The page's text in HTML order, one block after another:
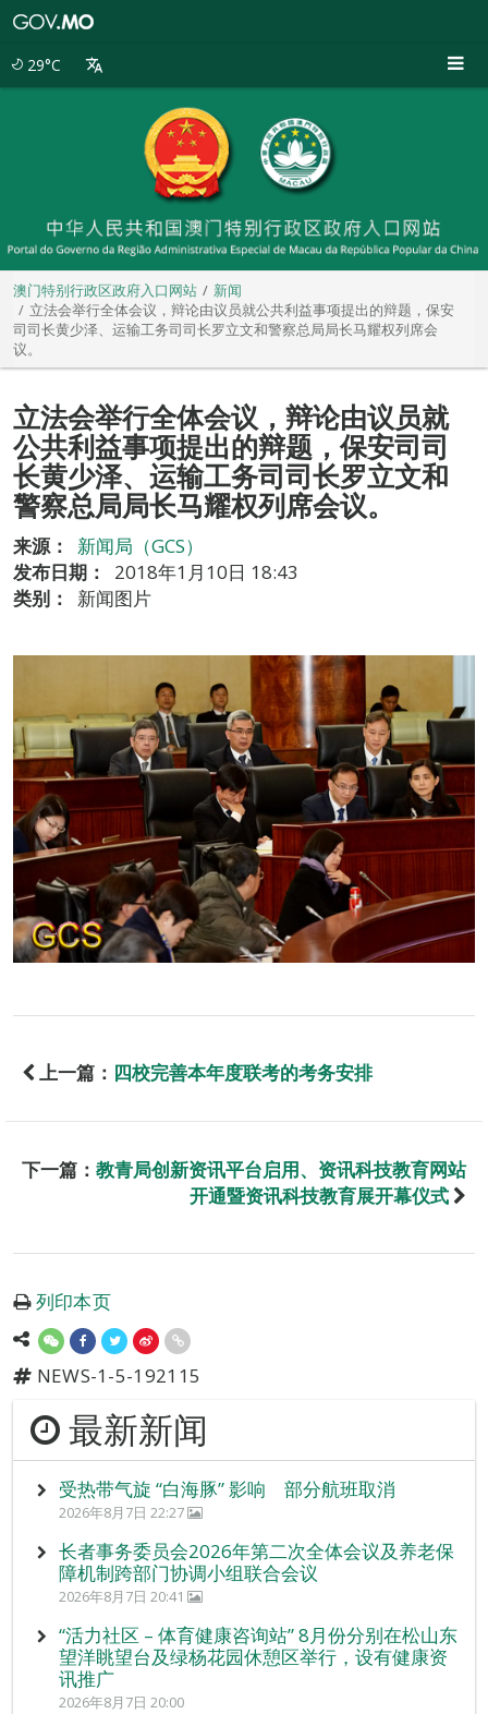
29°C
澳门特别行政区政府入口网站
新闻
立法会举行全体会议，辩论由议员就公共利益事项提出的辩题，保安
司司长黄少泽、运输工务司司长罗立文和警察总局局长马耀权列席会
议。
立法会举行全体会议，辩论由议员就
公共利益事项提出的辩题，保安司司
长黄少泽、运输工务司司长罗立文和
警察总局局长马耀权列席会议。
来源：
新闻局（GCS）
发布日期：
2018年1月10日 18:43
类别：
新闻图片
上一篇： 四校完善本年度联考的考务安排
下一篇： 教青局创新资讯平台启用、资讯科技教育网站
开通暨资讯科技教育展开幕仪式
列印本页
NEWS-1-5-192115
最新新闻
受热带气旋 “白海豚” 影响 部分航班取消
2026年8月7日 22:27
长者事务委员会2026年第二次全体会议及养老保
障机制跨部门协调小组联合会议
2026年8月7日 20:41
“活力社区 – 体育健康咨询站” 8月份分别在松山东
望洋眺望台及绿杨花园休憩区举行，设有健康资
讯推广
2026年8月7日 20:00